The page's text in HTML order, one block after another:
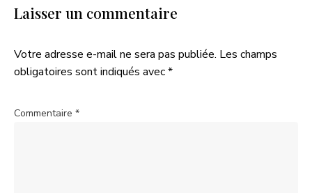
Laisser un commentaire
Votre adresse e-mail ne sera pas publiée. Les champs
obligatoires sont indiqués avec*
Commentaire *